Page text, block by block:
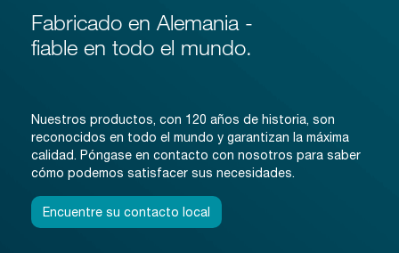
Fabricado en Alemania -
fiable en todo el mundo.
Nuestros productos, con 120 años de historia, son
reconocidos en todo el mundo y garantizan la máxima
calidad. Póngase en contacto con nosotros para saber
cómo podemos satisfacer sus necesidades.
Encuentre su contacto local